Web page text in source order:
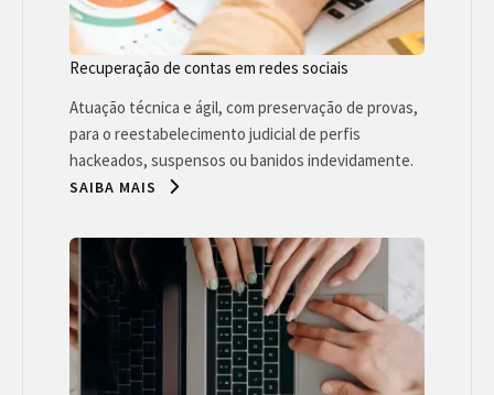
Recuperação de contas em redes sociais
Atuação técnica e ágil, com preservação de provas,
para o reestabelecimento judicial de perfis
hackeados, suspensos ou banidos indevidamente.
SAIBA MAIS